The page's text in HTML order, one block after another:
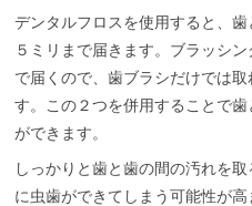
デンタルフロスを使用すると、
５ミリまで届きます。ブラッシ
で届くので、歯ブラシだけでは
す。この２つを併用することで
ができます。
しっかりと歯と歯の間の汚れを
に虫歯ができてしまう可能性が